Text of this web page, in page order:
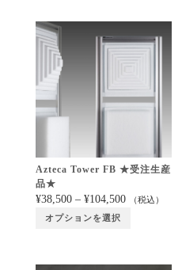
Azteca Tower FB ★受注生産
品★
¥38,500– ¥104,500 （税込）
オプションを選択